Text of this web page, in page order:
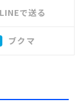
LINEで送る
ブクマ